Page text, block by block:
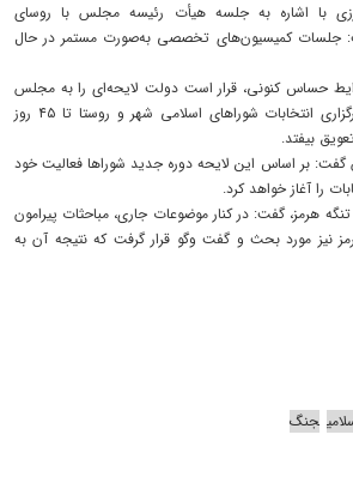
با اشاره به جلسه هیأت رئیسه مجلس با روسای
جلسات کمیسیون‌های تخصصی به‌صورت مستمر در حال
حساس کنونی، قرار است دولت لایحه‌ای را به مجلس
تقدیم کند که براساس آن برگزاری انتخابات شوراهای اسلامی شهر و روستا تا ۴۵ روز
بیفتد.
بر اساس این لایحه دوره جدید شوراها فعالیت خود
هرمز، گفت: در کنار موضوعات جاری، مباحثات پیرامون
نیز مورد بحث و گفت وگو قرار گرفت که نتیجه آن به
جنگ